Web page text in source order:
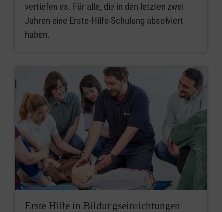
vertiefen es. Für alle, die in den letzten zwei
Jahren eine Erste-Hilfe-Schulung absolviert
haben.
Erste Hilfe in Bildungseinrichtungen